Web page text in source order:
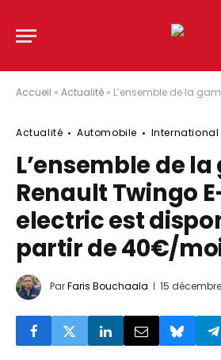
Accueil » Actualité » L’ensemble de la gamme Renault Twingo
Actualité Automobile International
L’ensemble de
Renault Twingo
electric est
partir de 40€/
ParFaris Bouchaala 15